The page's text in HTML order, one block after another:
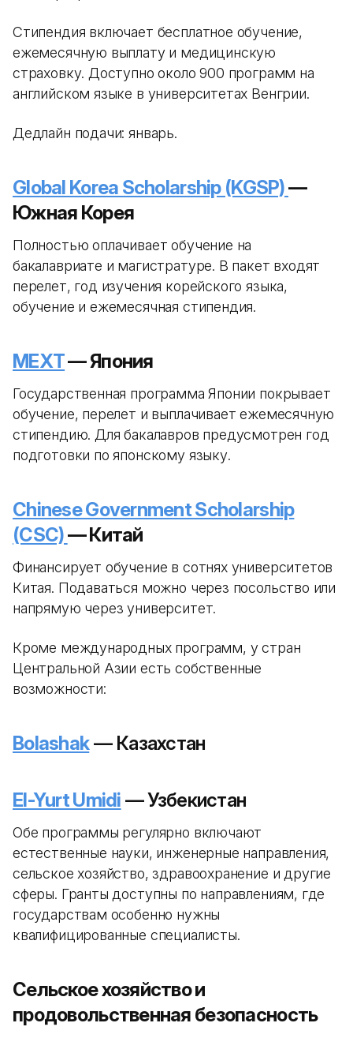
Стипендия включает бесплатное обучение,
ежемесячную выплату и медицинскую
страховку. Доступно около 900 программ на
английском языке в университетах Венгрии.
Дедлайн подачи: январь.
Global Korea Scholarship (KGSP)—
Южная Корея
Полностью оплачивает обучение на
бакалавриате и магистратуре. В пакет входят
перелет, год изучения корейского языка,
обучение и ежемесячная стипендия.
MEXT— Япония
Государственная программа Японии покрывает
обучение, перелет и выплачивает ежемесячную
стипендию. Для бакалавров предусмотрен год
подготовки по японскому языку.
Chinese Government Scholarship
(CSC)— Китай
Финансирует обучение в сотнях университетов
Китая. Подаваться можно через посольство или
напрямую через университет.
Кроме международных программ, у стран
Центральной Азии есть собственные
возможности:
Bolashak— Казахстан
El-Yurt Umidi — Узбекистан
Обе программы регулярно включают
естественные науки, инженерные направления,
сельское хозяйство, здравоохранение и другие
сферы. Гранты доступны по направлениям, где
государствам особенно нужны
квалифицированные специалисты.
Сельское хозяйство и
продовольственная безопасность